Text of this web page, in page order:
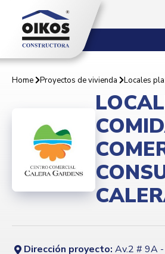
Home Proyectos de vivienda Locales
Dirección proyecto: Av.2 # 9A -